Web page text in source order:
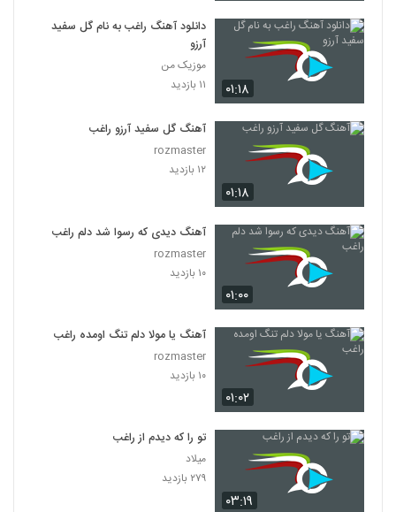
۰۱:۱۸
دانلود آهنگ راغب به نام گل سفید
آرزو
موزیک من
۱۱ بازدید
۰۱:۱۸
آهنگ گل سفید آرزو راغب
rozmaster
۱۲ بازدید
۰۱:۰۰
آهنگ دیدی که رسوا شد دلم راغب
rozmaster
۱۰ بازدید
۰۱:۰۲
آهنگ یا مولا دلم تنگ اومده راغب
rozmaster
۱۰ بازدید
۰۳:۱۹
تو را که دیدم از راغب
میلاد
۲۷۹ بازدید